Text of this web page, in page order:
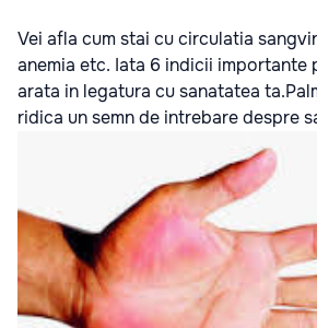
Vei afla cum stai cu circulatia
anemia etc. Iata 6 indicii importante
arata in legatura cu sanatatea
ridica un semn de intrebare despre